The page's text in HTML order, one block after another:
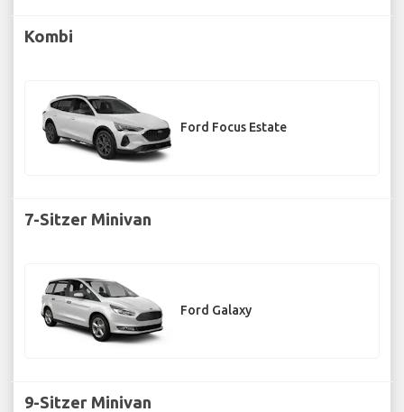
Kombi
Ford Focus Estate
7-Sitzer Minivan
Ford Galaxy
9-Sitzer Minivan